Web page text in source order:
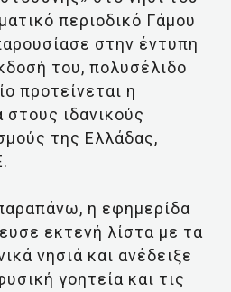
περιοδικό Γάμου
στην έντυπη
του, πολυσέλιδο
προτείνεται η
ιδανικούς
της Ελλάδας,
η εφημερίδα
εκτενή λίστα με τα
νησιά και ανέδειξε
γοητεία και τις